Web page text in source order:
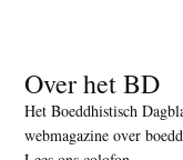
Over het BD
Het Boeddhistisch
webmagazine over